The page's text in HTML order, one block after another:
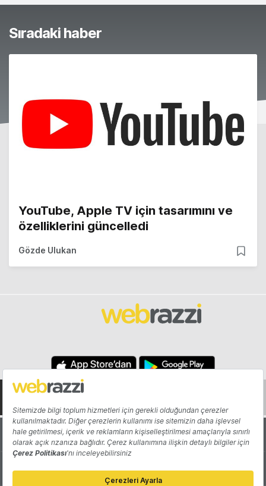
Sıradaki haber
YouTube, Apple TV için tasarımını ve
özelliklerini güncelledi
Gözde Ulukan
Hakkında Yazarlar
Katkıda Bulun Reklam